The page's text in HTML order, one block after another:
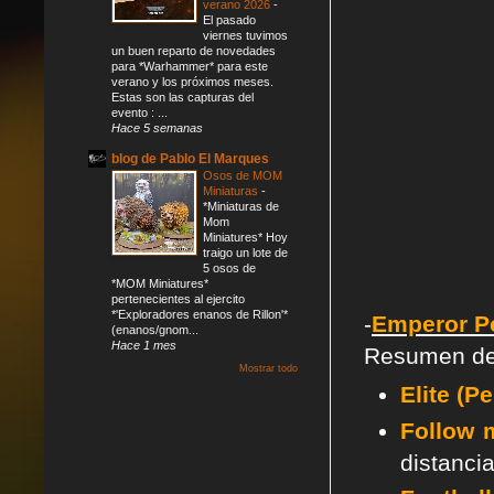
-Emperor
Resumen
Elite
Follow
verano 2026 -
El pasado
viernes tuvimos
un buen reparto de novedades
para *Warhammer* para este
verano y los próximos meses.
Estas son las capturas del
evento : ...
Hace 5 semanas
blog de Pablo El Marques
Osos de MOM
Miniaturas -
*Miniaturas de
Mom
Miniatures* Hoy
traigo un lote de
5 osos de
*MOM Miniatures*
pertenecientes al ejercito
*'Exploradores enanos de Rillon'*
(enanos/gnom...
Hace 1 mes
Mostrar todo